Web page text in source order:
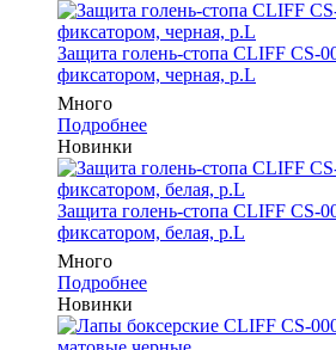
Защита голень-стопа CLIFF CS-
фиксатором, черная, р.L
Много
Подробнее
Новинки
Защита голень-стопа CLIFF CS-
фиксатором, белая, р.L
Много
Подробнее
Новинки